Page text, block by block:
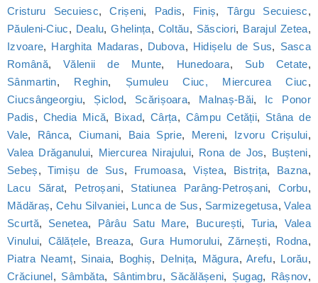
Cristuru Secuiesc,Crișeni, Padis, Finiș, Târgu Secuiesc,
Păuleni-Ciuc, Dealu,Ghelința, Coltău, Săsciori, Barajul Zetea,
Izvoare, Harghita Madaras, Dubova, Hidișelu de Sus, Sasca
Română,Vălenii de Munte, Hunedoara, Sub Cetate,
Sânmartin, Reghin, Șumuleu Ciuc, Miercurea Ciuc,
Ciucsângeorgiu, Șiclod, Scărișoara, Malnaș-Băi, Ic Ponor
Padis, Chedia Mică, Bixad,Cârța, Câmpu Cetății, Stâna de
Vale, Rânca,Ciumani, Baia Sprie, Mereni, Izvoru Crișului,
Valea Drăganului, Miercurea Nirajului, Rona de Jos, Bușteni,
Sebeș,Timișu de Sus, Frumoasa,Viștea, Bistrița, Bazna,
Lacu Sărat, Petroșani, Statiunea Parâng-Petroșani,Corbu,
Mădăraș,Cehu Silvaniei, Lunca de Sus, Sarmizegetusa,Valea
Scurtă, Senetea, Pârâu Satu Mare, București, Turia, Valea
Vinului, Călățele, Breaza, Gura Humorului,Zărnești, Rodna,
Piatra Neamț, Sinaia, Boghiș, Delnița, Măgura,Arefu, Lorău,
Crăciunel, Sâmbăta, Sântimbru, Săcălășeni, Șugag, Râșnov,